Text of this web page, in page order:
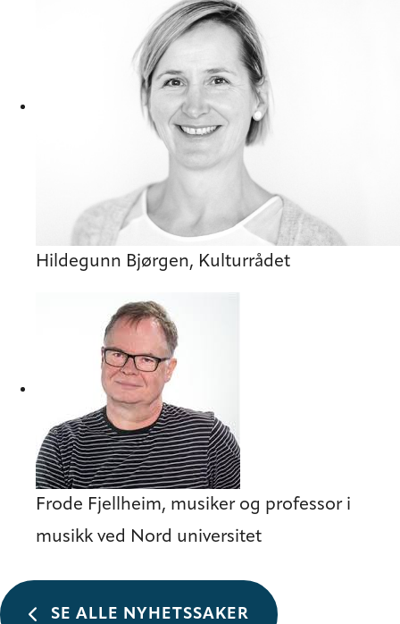
Hildegunn Bjørgen, Kulturrådet
Frode Fjellheim, musiker og professor i
musikk ved Nord universitet
SE ALLE NYHETSSAKER